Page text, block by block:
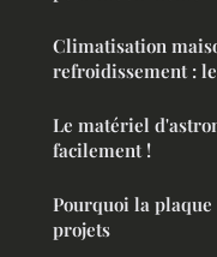
Climatisation
refroidissement :
Le matériel
facilement !
Pourquoi la plaque
projets